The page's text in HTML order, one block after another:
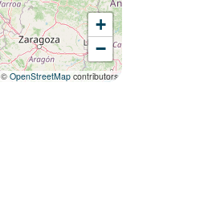
Envie de découvrir :
Camping Le Petit Bois ?
+
−
© OpenStreetMapcontributors